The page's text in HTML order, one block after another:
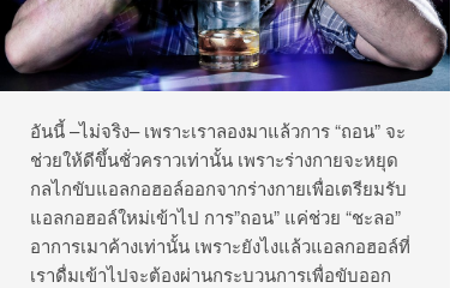
อันนี้ –ไม่จริง– เพราะเราลองมาแล้วการ “ถอน” จะ
ช่วยให้ดีขึ้นชั่วคราวเท่านั้น เพราะร่างกายจะหยุด
กลไกขับแอลกอฮอล์ออกจากร่างกายเพื่อเตรียมรับ
แอลกอฮอล์ใหม่เข้าไป การ”ถอน” แค่ช่วย “ชะลอ”
อาการเมาค้างเท่านั้น เพราะยังไงแล้วแอลกอฮอล์ที่
เราดื่มเข้าไปจะต้องผ่านกระบวนการเพื่อขับออก